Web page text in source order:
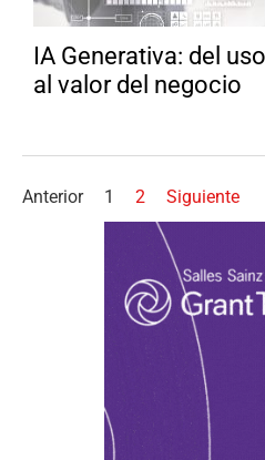
IA Generativa: del
al valor del negocio
Anterior 1 2 Siguiente